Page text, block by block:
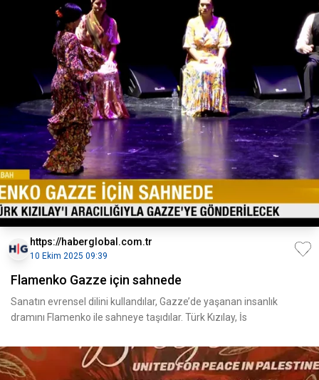
https://haberglobal.com.tr
10 Ekim 2025 09:39
Flamenko Gazze için sahnede
Sanatın evrensel dilini kullandılar, Gazze’de yaşanan insanlık
dramını Flamenko ile sahneye taşıdılar. Türk Kızılay, İs